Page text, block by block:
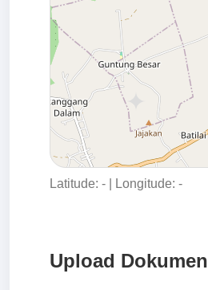
Latitude: - | Longitude: -
Upload Dokumen